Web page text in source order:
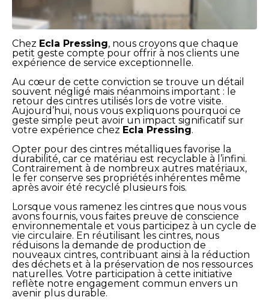
Chez Ecla Pressing, nous croyons que chaque
petit geste compte pour offrir à nos clients une
expérience de service exceptionnelle.
Au cœur de cette conviction se trouve un détail
souvent négligé mais néanmoins important : le
retour des cintres utilisés lors de votre visite.
Aujourd’hui, nous vous expliquons pourquoi ce
geste simple peut avoir un impact significatif sur
votre expérience chez Ecla Pressing.
Opter pour des cintres métalliques favorise la
durabilité, car ce matériau est recyclable à l’infini.
Contrairement à de nombreux autres matériaux,
le fer conserve ses propriétés inhérentes même
après avoir été recyclé plusieurs fois.
Lorsque vous ramenez les cintres que nous vous
avons fournis, vous faites preuve de conscience
environnementale et vous participez à un cycle de
vie circulaire. En réutilisant les cintres, nous
réduisons la demande de production de
nouveaux cintres, contribuant ainsi à la réduction
des déchets et à la préservation de nos ressources
naturelles. Votre participation à cette initiative
reflète notre engagement commun envers un
avenir plus durable.